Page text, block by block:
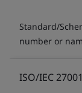
Standard/
number or
ISO/IEC